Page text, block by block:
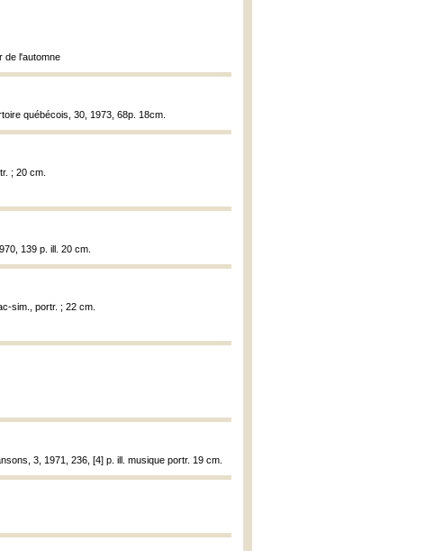
de l'automne
québécois, 30, 1973, 68p. 18cm.
; 20 cm.
139 p. ill. 20 cm.
sim., portr. ; 22 cm.
3, 1971, 236, [4] p. ill. musique portr. 19 cm.